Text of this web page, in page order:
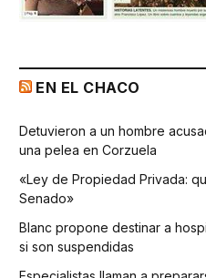
EN EL CHACO
Detuvieron a un hombre
una pelea en Corzuela
«Ley de Propiedad Privada:
Senado»
Blanc propone destinar a
si son suspendidas